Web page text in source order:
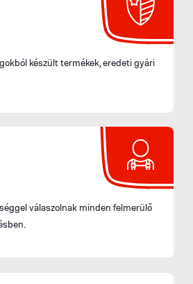
készült termékek, eredeti gyári
válaszolnak minden felmerülő